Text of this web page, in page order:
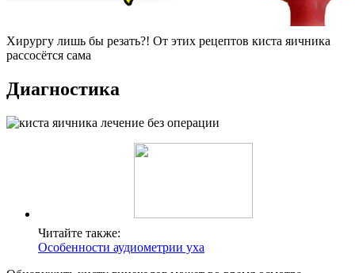
Хирургу лишь бы резать?! От этих рецептов киста яичника
рассосётся сама
Диагностика
Читайте также:
Особенности аудиометрии уха